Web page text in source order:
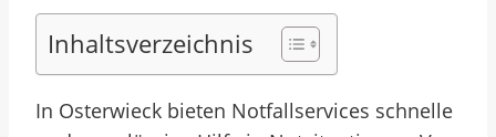
Inhaltsverzeichnis
In Osterwieck bieten Notfallservices schnelle